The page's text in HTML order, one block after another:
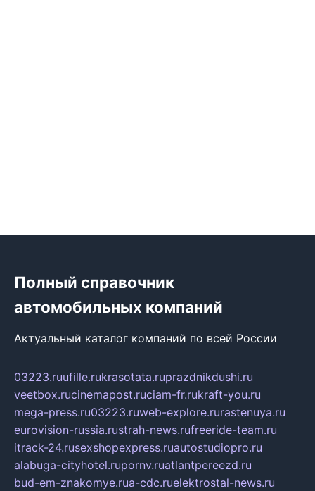
Полный справочник
автомобильных компаний
Актуальный каталог компаний по всей России
03223.ruufille.rukrasotata.ruprazdnikdushi.ru
veetbox.rucinemapost.ruciam-fr.rukraft-you.ru
mega-press.ru03223.ruweb-explore.rurastenuya.ru
eurovision-russia.rustrah-news.rufreeride-team.ru
itrack-24.rusexshopexpress.ruautostudiopro.ru
alabuga-cityhotel.rupornv.ruatlantpereezd.ru
bud-em-znakomye.rua-cdc.ruelektrostal-news.ru